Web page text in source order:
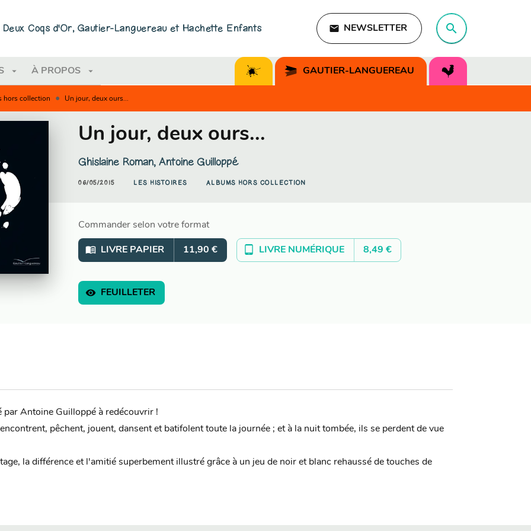
Coqs d'Or, Gautier-Languereau et Hachette Enfants email NEWSLETTER search
arrow_drop_down À PROPOS arrow_drop_down GAUTIER-LANGUEREAU
search
hors collection • Un jour, deux ours...
Un jour, deux ours...
Ghislaine Roman,Antoine Guilloppé
06/05/2015 LES HISTOIRES ALBUMS HORS COLLECTION
Commander selon votre format
menu_book LIVRE PAPIER 11,90 € tablet_android LIVRE NUMÉRIQUE 8,49 €
visibility FEUILLETER
Antoine Guilloppé à redécouvrir !
pêchent, jouent, dansent et batifolent toute la journée ; et à la nuit tombée, ils se perdent de vue
la différence et l'amitié superbement illustré grâce à un jeu de noir et blanc rehaussé de touches de